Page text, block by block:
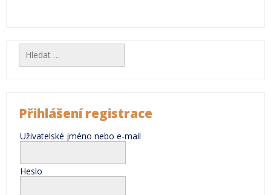
Vyhledávání
Přihlášení registrace
Uživatelské jméno nebo e-mail
Heslo